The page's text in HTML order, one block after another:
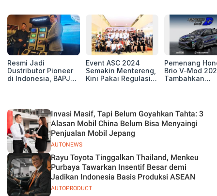
Resmi Jadi
Dustributor Pioneer
di Indonesia, BAPJ
Event ASC 2024
Semakin Mentereng,
Kini Pakai Regulasi
Pemenang
Brio V-Mod
Tambahkan
AUTONEWS
Invasi Masif, Tapi Belum Goyahkan Tahta: 3
Alasan Mobil China Belum Bisa Menyaingi
Penjualan Mobil Jepang
AUTOPRODUCT
Rayu Toyota Tinggalkan Thailand, Menkeu
Purbaya Tawarkan Insentif Besar demi
Jadikan Indonesia Basis Produksi ASEAN